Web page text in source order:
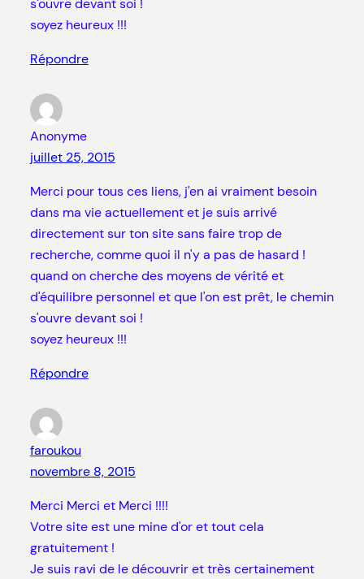
s'ouvre devant soi !
soyez heureux !!!
Répondre
Anonyme
juillet 25, 2015
Merci pour tous ces liens, j'en ai vraiment besoin
dans ma vie actuellement et je suis arrivé
directement sur ton site sans faire trop de
recherche, comme quoi il n'y a pas de hasard !
quand on cherche des moyens de vérité et
d'équilibre personnel et que l'on est prêt, le chemin
s'ouvre devant soi !
soyez heureux !!!
Répondre
faroukou
novembre 8, 2015
Merci Merci et Merci !!!!
Votre site est une mine d'or et tout cela
gratuitement !
Je suis ravi de le découvrir et très certainement